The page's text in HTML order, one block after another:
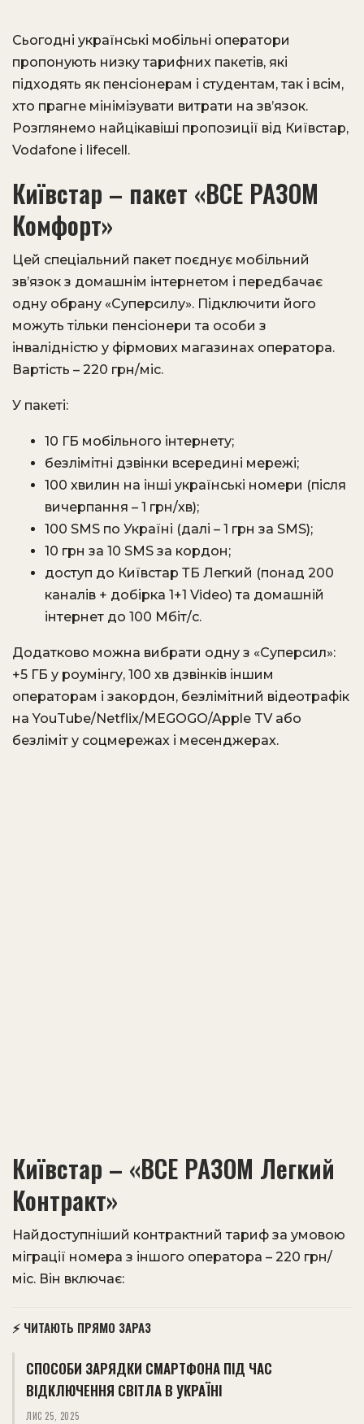
Сьогодні українські мобільні оператори
пропонують низку тарифних пакетів, які
підходять як пенсіонерам і студентам, так і всім,
хто прагне мінімізувати витрати на зв’язок.
Розглянемо найцікавіші пропозиції від Київстар,
Vodafone і lifecell.
Київстар – пакет «ВСЕ РАЗОМ
Комфорт»
Цей спеціальний пакет поєднує мобільний
зв’язок з домашнім інтернетом і передбачає
одну обрану «Суперсилу». Підключити його
можуть тільки пенсіонери та особи з
інвалідністю у фірмових магазинах оператора.
Вартість – 220 грн/міс.
У пакеті:
10 ГБ мобільного інтернету;
безлімітні дзвінки всередині мережі;
100 хвилин на інші українські номери (після
вичерпання – 1 грн/хв);
100 SMS по Україні (далі – 1 грн за SMS);
10 грн за 10 SMS за кордон;
доступ до Київстар ТБ Легкий (понад 200
каналів + добірка 1+1 Video) та домашній
інтернет до 100 Мбіт/с.
Додатково можна вибрати одну з «Суперсил»:
+5 ГБ у роумінгу, 100 хв дзвінків іншим
операторам і закордон, безлімітний відеотрафік
на YouTube/Netflix/MEGOGO/Apple TV або
безліміт у соцмережах і месенджерах.
Київстар – «ВСЕ РАЗОМ Легкий
Контракт»
Найдоступніший контрактний тариф за умовою
міграції номера з іншого оператора – 220 грн/
міс. Він включає:
⚡ ЧИТАЮТЬ ПРЯМО ЗАРАЗ
СПОСОБИ ЗАРЯДКИ СМАРТФОНА ПІД ЧАС
ВІДКЛЮЧЕННЯ СВІТЛА В УКРАЇНІ
ЛИС 25, 2025